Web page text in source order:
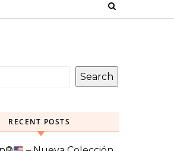
Search
RECENT POSTS